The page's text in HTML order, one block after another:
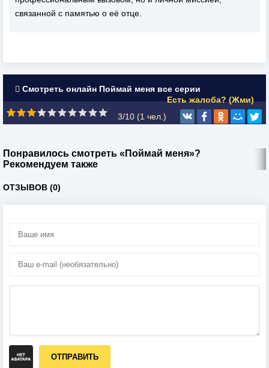
связанной с памятью о её отце.
Смотреть онлайн Поймай меня все серии
Есть жалоба? (Жми)
3/10 (1 чел.)
Понравилось смотреть «Поймай меня»?
Рекомендуем также
ОТЗЫВОВ (0)
ОТПРАВИТЬ